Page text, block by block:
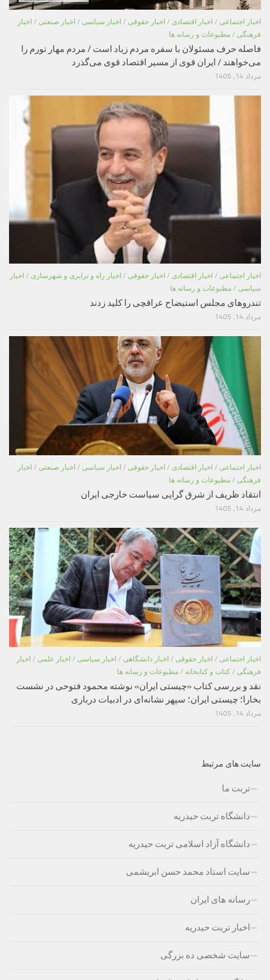
اخبار اجتماعی / اخبار اقتصادی / اخبار حقوقی / اخبار سیاسی / اخبار صنعتی / اخبار
فرهنگی / مطبوعات و رسانه ها
فاصله حرف مسئولان با سفره مردم زیاد است / مردم مهار تورم را
می‌خواهند / ایران قوی از مسیر اقتصاد قوی می‌گذرد
مرداد 14, 1405
اخبار اجتماعی / اخبار اقتصادی / اخبار حقوقی / اخبار راه و ترابری و شهرسازی / اخبار
سیاسی / مطبوعات و رسانه ها
تندروهای مجلس استیضاح عراقچی را کلید زدند
مرداد 14, 1405
اخبار اجتماعی / اخبار اقتصادی / اخبار حقوقی / اخبار سیاسی / اخبار صنعتی / اخبار
فرهنگی / مطبوعات و رسانه ها
انتقاد ظریف از شرق گرایی سیاست خارجی ایران
مرداد 14, 1405
اخبار اجتماعی / اخبار حقوقی / اخبار دانشگاهی / اخبار سیاسی / اخبار علمی / اخبار
فرهنگی / کتاب و کتابخانه / مطبوعات و رسانه ها
نقد و بررسی کتاب «چیستی ایران» نوشته محمود فتوحی در نشست
بخارا؛ چیستی ایران؛ سپهر نشانه‌ای در ادبیات درباری
مرداد 14, 1405
سایت های مرتبط
تربت ما
دانشگاه تربت حیدریه
دانشگاه آزاد اسلامی تربت حیدریه
سایت استاد محمد حسن ابریشمی
رسانه های ایران
اخبار تربت حیدریه
سایت شخصی ده بزرگی